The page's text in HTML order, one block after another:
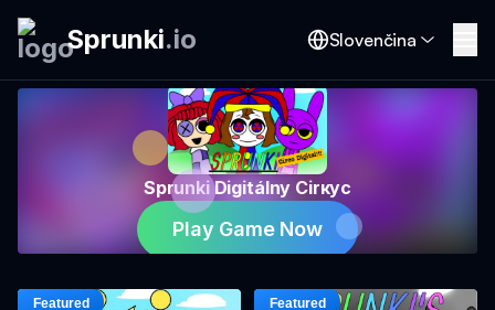
Sprunki.io Slovenčina
Sprunki Digitálny Cirкус
Play Game Now